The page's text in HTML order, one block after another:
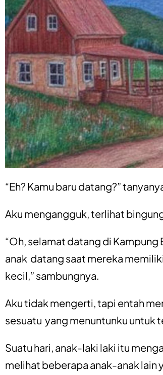
“Eh? Kamu baru datang?”
Aku mengangguk, terlihat
“Oh, selamat datang di Kampung
anak datang saat mereka
kecil,” sambungnya.
Aku tidak mengerti, tapi entah
sesuatu yang menuntunku untuk
Suatu hari, anak-laki laki itu
melihat beberapa anak-anak lain